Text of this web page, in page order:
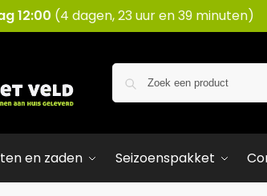
12:00 (4 dagen, 23 uur en 39 minuten)
en zaden Seizoenspakket